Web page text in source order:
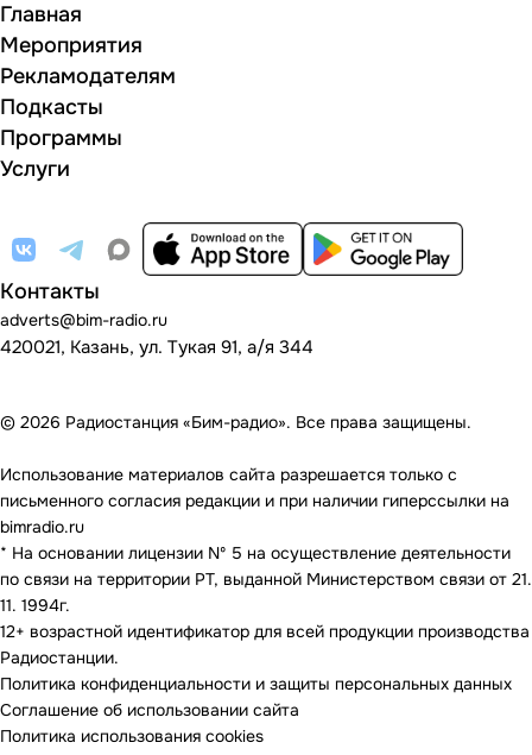
Главная
Мероприятия
Рекламодателям
Подкасты
Программы
Услуги
Контакты
adverts@bim-radio.ru
420021, Казань, ул. Тукая 91, а/я 344
© 2026 Радиостанция «Бим-радио». Все права защищены.
Использование материалов сайта разрешается только с
письменного согласия редакции и при наличии гиперссылки на
bimradio.ru
* На основании лицензии Nº 5 на осуществление деятельности
по связи на территории РТ, выданной Министерством связи от 21.
11. 1994г.
12+ возрастной идентификатор для всей продукции производства
Радиостанции.
Политика конфиденциальности и защиты персональных данных
Соглашение об использовании сайта
Политика использования cookies